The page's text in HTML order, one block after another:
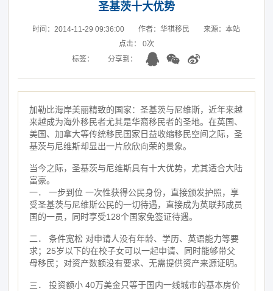
圣基茨十大优势
时间：2014-11-29 09:36:00 作者：华祺移民
来源：本站
点击： 0次
标签：
分享到：
加勒比海岸美丽精致的国家：圣基茨与尼维斯，近年来越
来越成为海外移民者尤其是华裔移民者的圣地。在英国、
美国、加拿大等传统移民国家日益收缩移民空间之际，圣
基茨与尼维斯却显出一片欣欣向荣的景象。
当今之际，圣基茨与尼维斯具有十大优势，尤其适合大陆
富豪。
一． 一步到位 一次性获得公民身份，直接颁发护照，享
受圣基茨与尼维斯公民的一切待遇，直接成为英联邦成员
国的一员，同时享受128个国家免签证待遇。
二． 条件宽松 对申请人没有年龄、学历、英语能力等要
求；25岁以下的在校子女可以一起申请、同时能够带父
母移民；对资产数额没有要求、无需提供资产来源证明。
三． 投资额小 40万美金只等于国内一线城市的基本房价